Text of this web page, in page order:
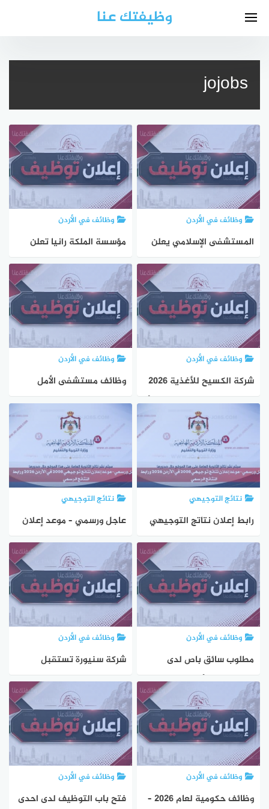
وظيفتك عنا
jojobs
وظائف في الأردن
المستشفى الإسلامي يعلن
بدء استقبال طلبات
التوظيف لعام 2026
وظائف في الأردن
مؤسسة الملكة رانيا تعلن
بدء استقبال طلبات
التوظيف لعام 2026
وظائف في الأردن
شركة الكسيح للأغذية 2026
تعلن عن وظائف برواتب تبدأ
وظائف في الأردن
وظائف مستشفى الأمل
للنسائية والتوليد برواتب
متوقعة تبدأ من 450 دينار
نتائج التوجيهي
رابط إعلان نتاتج التوجيهي
2008
نتائج التوجيهي
عاجل ورسمي – موعد إعلان
نتائج توجيهي 2008 في
الأردن 2026 ورابط النتائج
الرسمي
وظائف في الأردن
مطلوب سائق باص لدى
جمعية قرى الأطفال SOS
الأردنية 2026 براتب متوقع
من 320 إلى 450 دينار
وظائف في الأردن
شركة سنيورة تستقبل
طلبات التوظيف لشواغر
برواتب تبدأ من 450 دينار
وظائف في الأردن
وظائف حكومية لعام 2026 –
وظائف في الأردن
فتح باب التوظيف لدى احدى